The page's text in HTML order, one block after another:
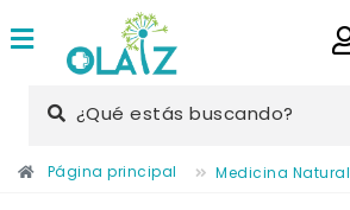
¿Qué estás buscando?
Página principal Medicina Natural